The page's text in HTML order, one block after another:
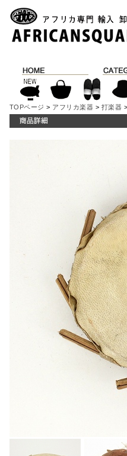
TOPページ > アフリカ楽器 > 打楽器